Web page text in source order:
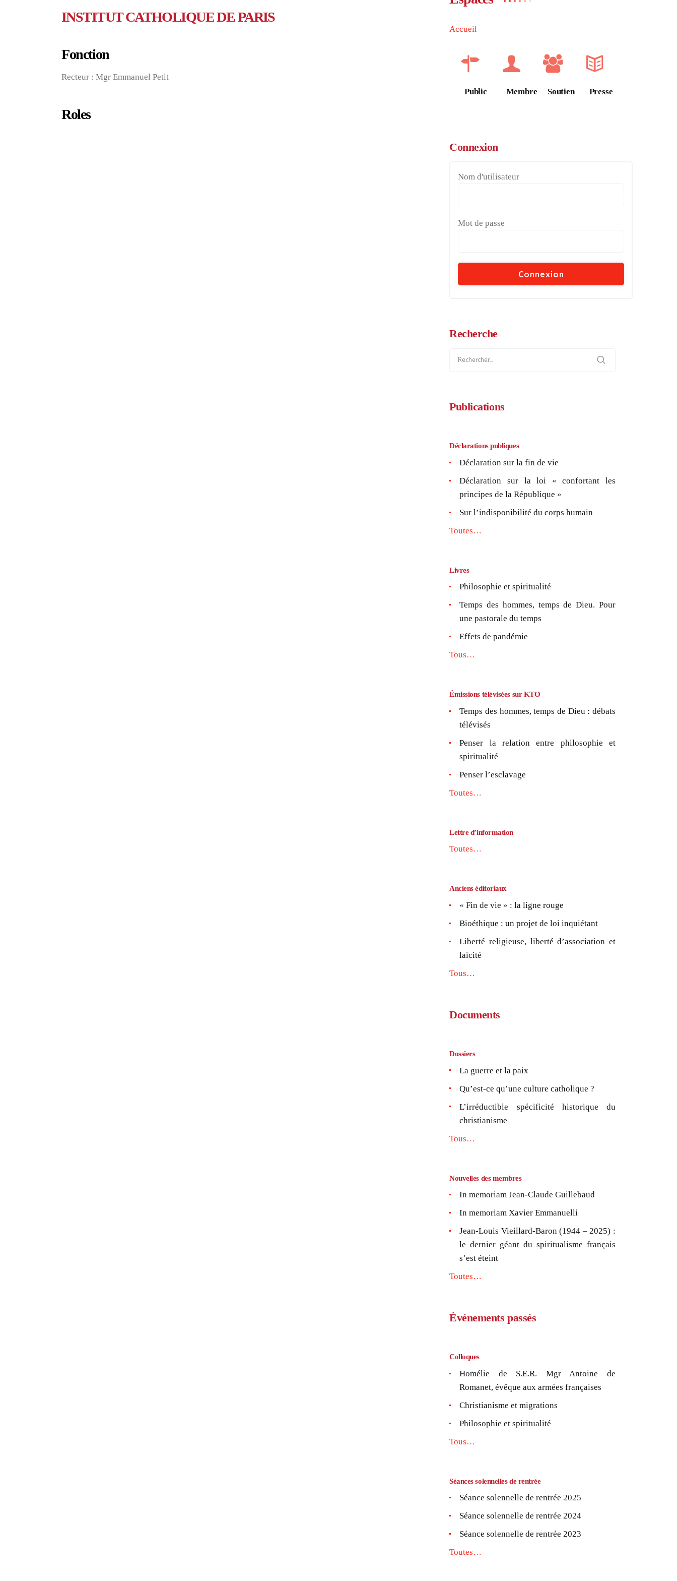
INSTITUT CATHOLIQUE DE PARIS
Fonction
Recteur : Mgr Emmanuel Petit
Roles
Accueil
Public Membre Soutien Presse
Connexion
Nom d'utilisateur
Mot de passe
Recherche
Rechercher :
Publications
Déclarations publiques
Déclaration sur la fin de vie
Déclaration sur la loi « confortant les
principes de la République »
Sur l’indisponibilité du corps humain
Toutes…
Livres
Philosophie et spiritualité
Temps des hommes, temps de Dieu. Pour
une pastorale du temps
Effets de pandémie
Tous…
Émissions télévisées sur KTO
Temps des hommes, temps de Dieu : débats
télévisés
Penser la relation entre philosophie et
spiritualité
Penser l’esclavage
Toutes…
Lettre d’information
Toutes…
Anciens éditoriaux
« Fin de vie » : la ligne rouge
Bioéthique : un projet de loi inquiétant
Liberté religieuse, liberté d’association et
laïcité
Tous…
Documents
Dossiers
La guerre et la paix
Qu’est-ce qu’une culture catholique ?
L’irréductible spécificité historique du
christianisme
Tous…
Nouvelles des membres
In memoriam Jean-Claude Guillebaud
In memoriam Xavier Emmanuelli
Jean-Louis Vieillard-Baron (1944 – 2025) :
le dernier géant du spiritualisme français
s’est éteint
Toutes…
Événements passés
Colloques
Homélie de S.E.R. Mgr Antoine de
Romanet, évêque aux armées françaises
Christianisme et migrations
Philosophie et spiritualité
Tous…
Séances solennelles de rentrée
Séance solennelle de rentrée 2025
Séance solennelle de rentrée 2024
Séance solennelle de rentrée 2023
Toutes…